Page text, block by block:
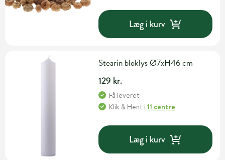
Læg i kurv
Stearin bloklys Ø7xH46 cm
129 kr.
Få leveret
Klik & Hent i11 centre
Læg i kurv